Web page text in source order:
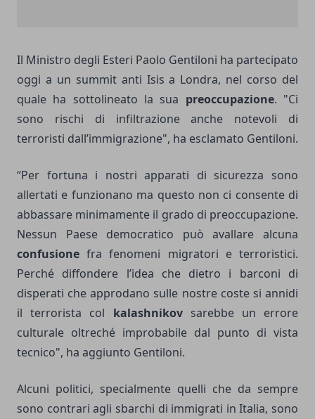
Il Ministro degli Esteri Paolo Gentiloni ha partecipato
oggi a un summit anti Isis a Londra, nel corso del
quale ha sottolineato la sua preoccupazione. "Ci
sono rischi di infiltrazione anche notevoli di
terroristi dall’immigrazione", ha esclamato Gentiloni.
“Per fortuna i nostri apparati di sicurezza sono
allertati e funzionano ma questo non ci consente di
abbassare minimamente il grado di preoccupazione.
Nessun Paese democratico può avallare alcuna
confusione fra fenomeni migratori e terroristici.
Perché diffondere l’idea che dietro i barconi di
disperati che approdano sulle nostre coste si annidi
il terrorista col kalashnikovsarebbe un errore
culturale oltreché improbabile dal punto di vista
tecnico", ha aggiunto Gentiloni.
Alcuni politici, specialmente quelli che da sempre
sono contrari agli sbarchi di immigrati in Italia, sono